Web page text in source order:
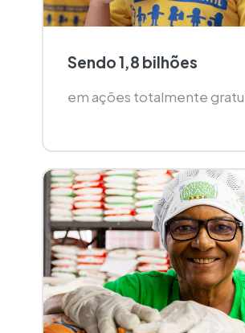
Sendo 1,8 bilhões
em ações totalmente